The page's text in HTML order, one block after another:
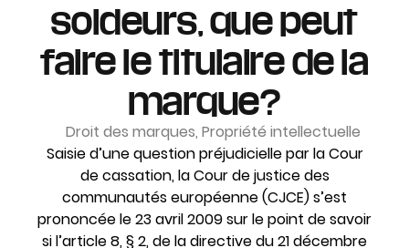
soldeurs, que peut
faire le titulaire de la
marque?
Droit des marques, Propriété intellectuelle
Saisie d’une question préjudicielle par la Cour
de cassation, la Cour de justice des
communautés européenne (CJCE) s’est
prononcée le 23 avril 2009 sur le point de savoir
si l’article 8, § 2, de la directive du 21 décembre